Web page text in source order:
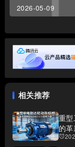
2026-05-09
相关推荐
重
的
access_alarms